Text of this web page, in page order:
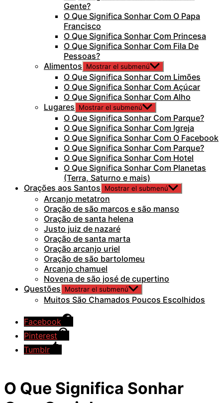
Gente?
O Que Significa Sonhar Com O Papa
Francisco
O Que Significa Sonhar Com Princesa
O Que Significa Sonhar Com Fila De
Pessoas?
Alimentos
Mostrar el submenú
O Que Significa Sonhar Com Limões
O Que Significa Sonhar Com Açúcar
O Que Significa Sonhar Com Alho
Lugares
Mostrar el submenú
O Que Significa Sonhar Com Parque?
O Que Significa Sonhar Com Igreja
O Que Significa Sonhar Com O Facebook
O Que Significa Sonhar Com Parque?
O Que Significa Sonhar Com Hotel
O Que Significa Sonhar Com Planetas
(Terra, Saturno e mais)
Orações aos Santos
Mostrar el submenú
Arcanjo metatron
Oração de são marcos e são manso
Oração de santa helena
Justo juiz de nazaré
Oração de santa marta
Oração arcanjo uriel
Oração de são bartolomeu
Arcanjo chamuel
Novena de são josé de cupertino
Questões
Mostrar el submenú
Muitos São Chamados Poucos Escolhidos
Facebook
Pinterest
Tumblr
O Que Significa Sonhar